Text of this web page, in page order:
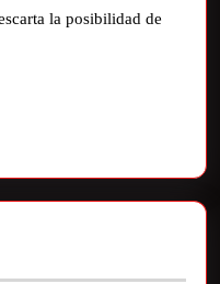
la posibilidad de